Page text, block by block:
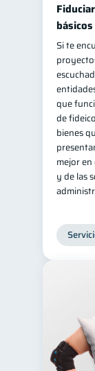
básicos
Si te
que
de
bienes
mejor
y de las